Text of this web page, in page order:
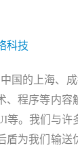
国的上海、
、程序等内
等。 我们与许
盾为我们输送